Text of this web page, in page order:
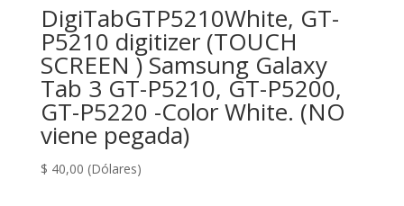
DigiTabGTP5210White, GT-
P5210 digitizer (TOUCH
SCREEN ) Samsung Galaxy
Tab 3 GT-P5210, GT-P5200,
GT-P5220 -Color White. (NO
viene pegada)
$ 40,00 (Dólares)